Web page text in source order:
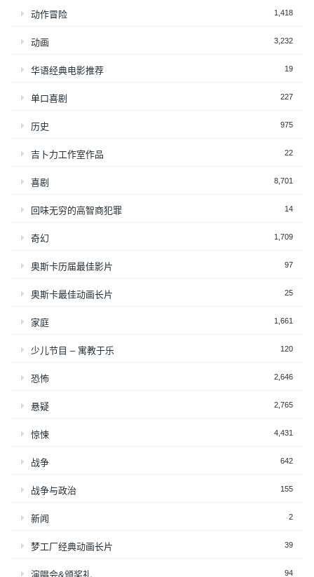
动作冒险 1,418
动画 3,232
华语经典电影推荐 19
单口喜剧 227
历史 975
吉卜力工作室作品 22
喜剧 8,701
回味无穷的高智商犯罪 14
奇幻 1,709
奥斯卡历届最佳影片 97
奥斯卡最佳动画长片 25
家庭 1,661
少儿节目 – 寓教于乐 120
恐怖 2,646
悬疑 2,765
惊悚 4,431
战争 642
战争与政治 155
新闻 2
梦工厂经典动画长片 39
演唱会&颁奖礼 94